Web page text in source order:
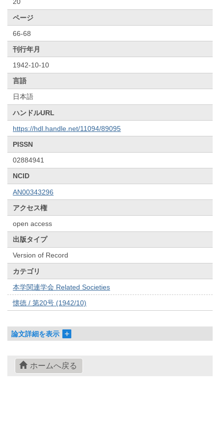
20
ページ
66-68
刊行年月
1942-10-10
言語
日本語
ハンドルURL
https://hdl.handle.net/11094/89095
PISSN
02884941
NCID
AN00343296
アクセス権
open access
出版タイプ
Version of Record
カテゴリ
本学関連学会 Related Societies
懐徳 / 第20号 (1942/10)
論文詳細を表示
ホームへ戻る